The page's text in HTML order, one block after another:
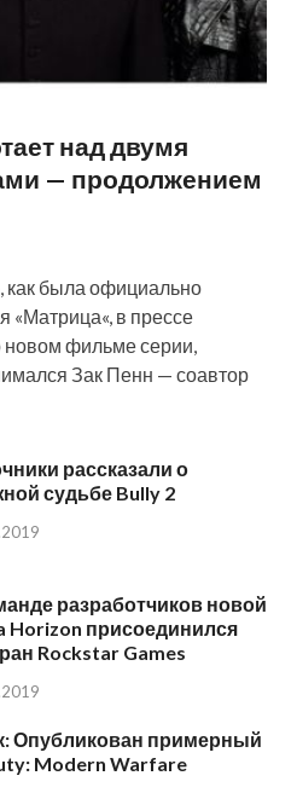
над двумя
— продолжением
как была официально
«Матрица«, в прессе
новом фильме серии,
Зак Пенн — соавтор
рассказали о
судьбе Bully 2
разработчиков новой
Horizon присоединился
Rockstar Games
Опубликован примерный
Modern Warfare